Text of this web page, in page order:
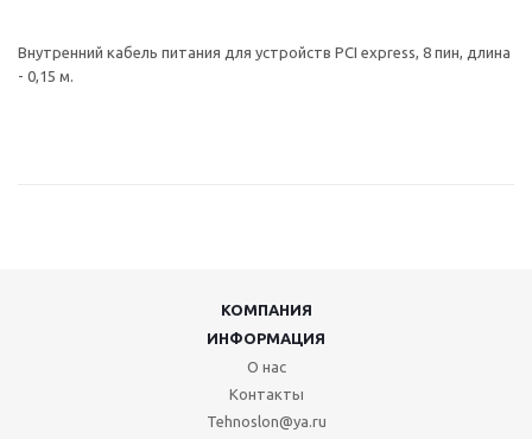
Внутренний кабель питания для устройств PCI express, 8 пин, длина
- 0,15 м.
КОМПАНИЯ
ИНФОРМАЦИЯ
О нас
Контакты
Tehnoslon@ya.ru